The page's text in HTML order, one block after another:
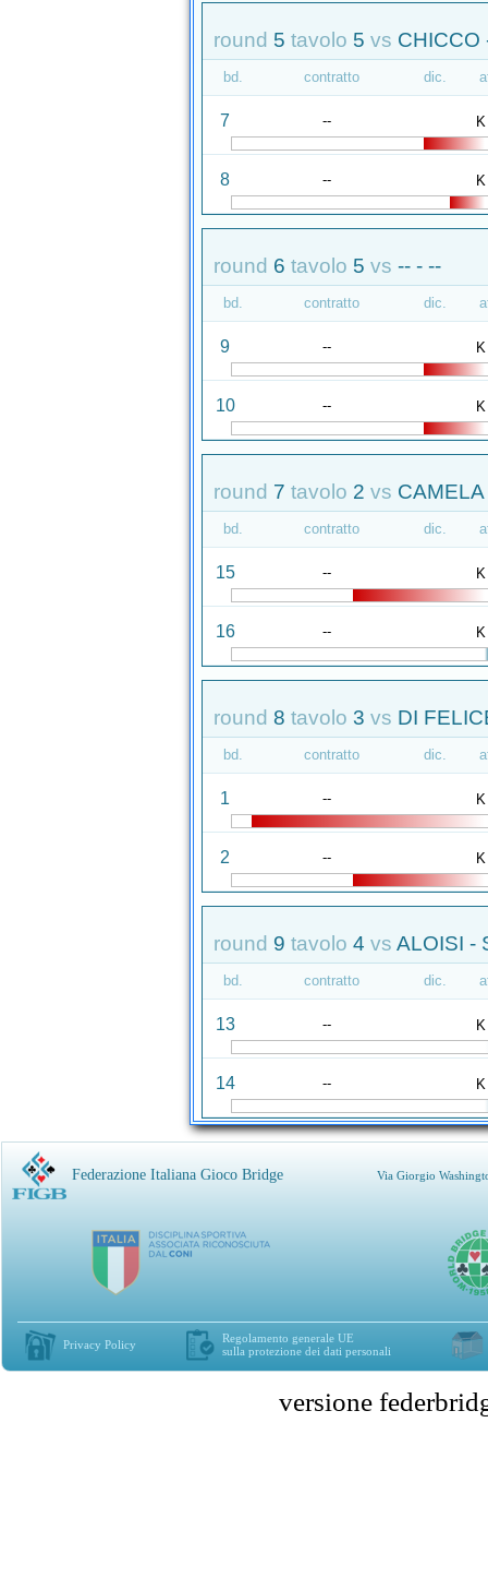
round 5 tavolo 5 vs CHICCO
bd. contratto dic.
7 -- K
8 -- K
round 6 tavolo 5 vs -- - --
bd. contratto dic.
9 -- K
10 -- K
round 7 tavolo 2 vs
bd. contratto dic.
15 -- K
16 -- K
round 8 tavolo 3 vs DI
bd. contratto dic.
1 -- K
2 -- K
round 9 tavolo 4 vs ALOISI -
bd. contratto dic.
13 -- K
14 -- K
Federazione Italiana Gioco Bridge Via Giorgio
Privacy Policy
Regolamento generale UE
sulla protezione dei dati personali
versione